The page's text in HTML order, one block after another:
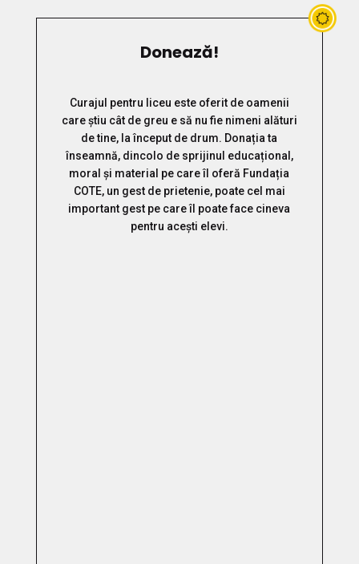
Donează!
Curajul pentru liceu este oferit de oamenii
care știu cât de greu e să nu fie nimeni alături
de tine, la început de drum. Donația ta
înseamnă, dincolo de sprijinul educațional,
moral și material pe care îl oferă Fundația
COTE, un gest de prietenie, poate cel mai
important gest pe care îl poate face cineva
pentru acești elevi.